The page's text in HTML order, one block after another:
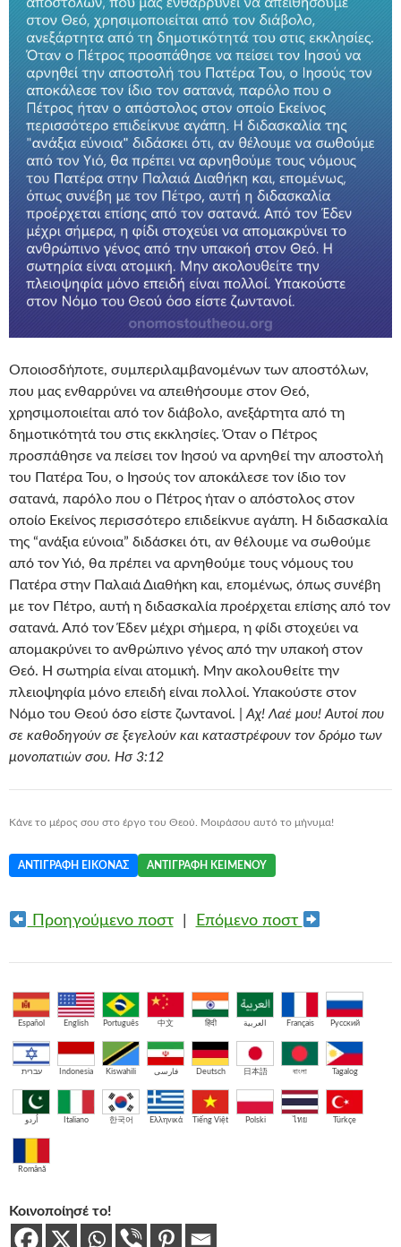
Οποιοσδήποτε, συμπεριλαμβανομένων των αποστόλων,
που μας ενθαρρύνει να απειθήσουμε στον Θεό,
χρησιμοποιείται από τον διάβολο, ανεξάρτητα από τη
δημοτικότητά του στις εκκλησίες. Όταν ο Πέτρος
προσπάθησε να πείσει τον Ιησού να αρνηθεί την αποστολή
του Πατέρα Του, ο Ιησούς τον αποκάλεσε τον ίδιο τον
σατανά, παρόλο που ο Πέτρος ήταν ο απόστολος στον
οποίο Εκείνος περισσότερο επιδείκνυε αγάπη. Η διδασκαλία
της “ανάξια εύνοια” διδάσκει ότι, αν θέλουμε να σωθούμε
από τον Υιό, θα πρέπει να αρνηθούμε τους νόμους του
Πατέρα στην Παλαιά Διαθήκη και, επομένως, όπως συνέβη
με τον Πέτρο, αυτή η διδασκαλία προέρχεται επίσης από τον
σατανά. Από τον Έδεν μέχρι σήμερα, η φίδι στοχεύει να
απομακρύνει το ανθρώπινο γένος από την υπακοή στον
Θεό. Η σωτηρία είναι ατομική. Μην ακολουθείτε την
πλειοψηφία μόνο επειδή είναι πολλοί. Υπακούστε στον
Νόμο του Θεού όσο είστε ζωντανοί. | Αχ! Λαέ μου! Αυτοί που
σε καθοδηγούν σε ξεγελούν και καταστρέφουν τον δρόμο των
μονοπατιών σου. Ησ 3:12
Κάνε το μέρος σου στο έργο του Θεού. Μοιράσου αυτό το μήνυμα!
ΑΝΤΙΓΡΑΦΉ ΕΙΚΌΝΑΣ ΑΝΤΙΓΡΑΦΉ ΚΕΙΜΈΝΟΥ
Προηγούμενο ποστ| Επόμενο ποστ
Español English Português 中文 हिंदी العربية Français Русский
עברית Indonesia Kiswahili فارسی Deutsch 日本語 বাংলা Tagalog
اُردو Italiano 한국어 Ελληνικά Tiếng Việt Polski ไทย Türkçe
Română
Κοινοποίησέ το!